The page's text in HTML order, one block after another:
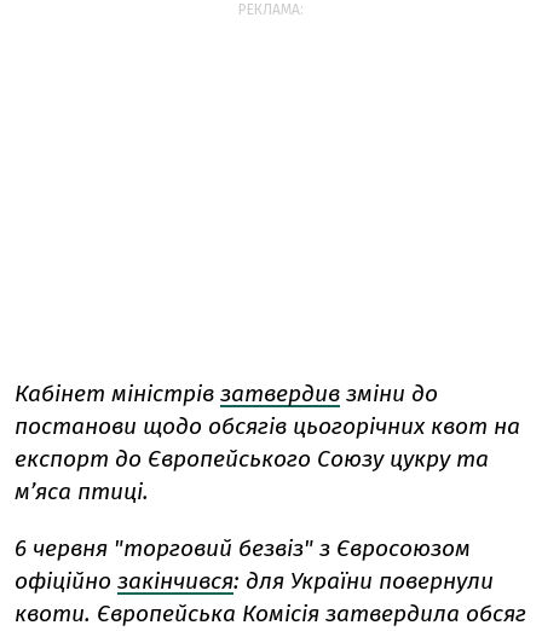
РЕКЛАМА:
Кабінет міністрів затвердив зміни до
постанови щодо обсягів цьогорічних квот на
експорт до Європейського Союзу цукру та
м’яса птиці.
6 червня "торговий безвіз" з Євросоюзом
офіційно закінчився: для України повернули
квоти. Європейська Комісія затвердила обсяг